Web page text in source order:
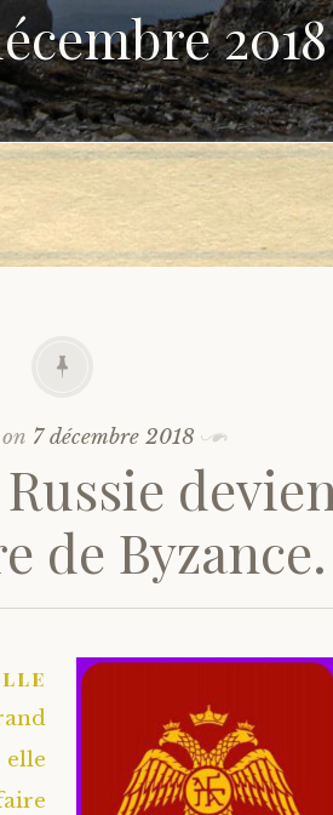
2018
7 décembre 2018
de Byzance.